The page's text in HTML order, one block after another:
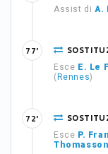
Assist di A.
Esce E. Le
( Rennes)
77'
Esce P.
Thomasson
72'